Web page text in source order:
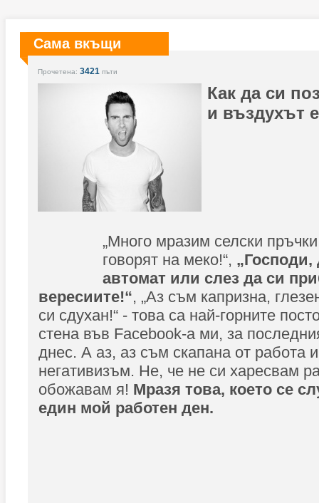
Сама вкъщи
Прочетена: 3421 пъти
Как да си
и въздухът
„Много мразим селски
говорят на меко!“,
автомат или слез да си
вересиите!“, „Аз съм капризна,
си сдухан!“ - това са най-горните
стена във Facebook-а ми, за
днес. А аз, аз съм скапана от работа
негативизъм. Не, че не си харесвам
обожавам я! Мразя това, което се
един мой работен ден.